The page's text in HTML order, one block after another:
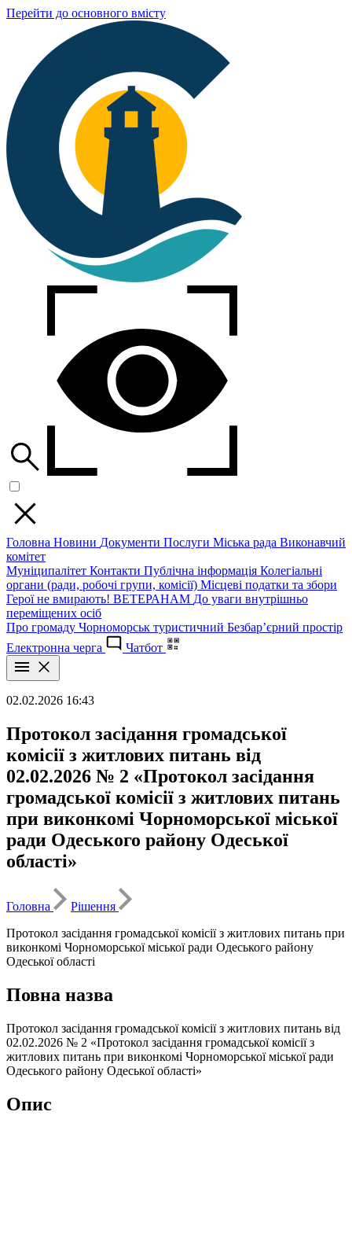
Перейти до основного вмісту
Головна Новини Документи Послуги Міська рада Виконавчий
комітет
Муніципалітет Контакти Публічна інформація Колегіальні
органи (ради, робочі групи, комісії) Місцеві податки та збори
Герої не вмирають! ВЕТЕРАНАМ До уваги внутрішньо
переміщених осіб
Про громаду Чорноморськ туристичний Безбар’єрний простір
Електронна черга
Чатбот
02.02.2026 16:43
Протокол засідання громадської
комісії з житлових питань від
02.02.2026 № 2 «Протокол засідання
громадської комісії з житлових питань
при виконкомі Чорноморської міської
ради Одеського району Одеської
області»
Головна
Рішення
Протокол засідання громадської комісії з житлових питань при
виконкомі Чорноморської міської ради Одеського району
Одеської області
Повна назва
Протокол засідання громадської комісії з житлових питань від
02.02.2026 № 2 «Протокол засідання громадської комісії з
житлових питань при виконкомі Чорноморської міської ради
Одеського району Одеської області»
Опис